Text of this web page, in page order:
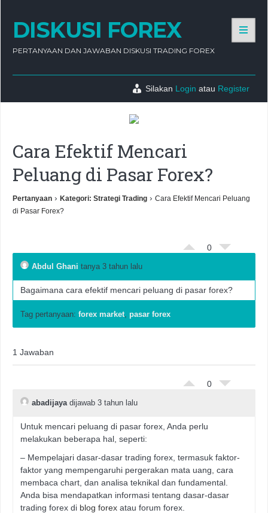
DISKUSI FOREX
PERTANYAAN DAN JAWABAN DISKUSI TRADING FOREX
Silakan Login atau Register
Cara Efektif Mencari
Peluang di Pasar Forex?
Pertanyaan › Kategori: Strategi Trading › Cara Efektif Mencari Peluang
di Pasar Forex?
0
Abdul Ghani tanya 3 tahun lalu
Bagaimana cara efektif mencari peluang di pasar forex?
Tag pertanyaan: forex market, pasar forex
1 Jawaban
0
abadijayadijawab 3 tahun lalu
Untuk mencari peluang di pasar forex, Anda perlu
melakukan beberapa hal, seperti:
– Mempelajari dasar-dasar trading forex, termasuk faktor-
faktor yang mempengaruhi pergerakan mata uang, cara
membaca chart, dan analisa teknikal dan fundamental.
Anda bisa mendapatkan informasi tentang dasar-dasar
trading forex di blog forex atau forum forex.